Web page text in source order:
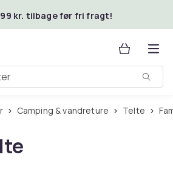
kr. tilbage før fri fragt!
Camping & vandreture Telte